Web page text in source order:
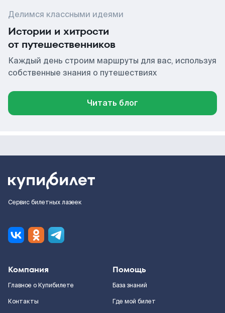
Делимся классными идеями
Истории и хитрости
от путешественников
Каждый день строим маршруты для вас, используя
собственные знания о путешествиях
Читать блог
Сервис билетных лазеек
Компания
Главное о Купибилете
Контакты
Помощь
База знаний
Где мой билет